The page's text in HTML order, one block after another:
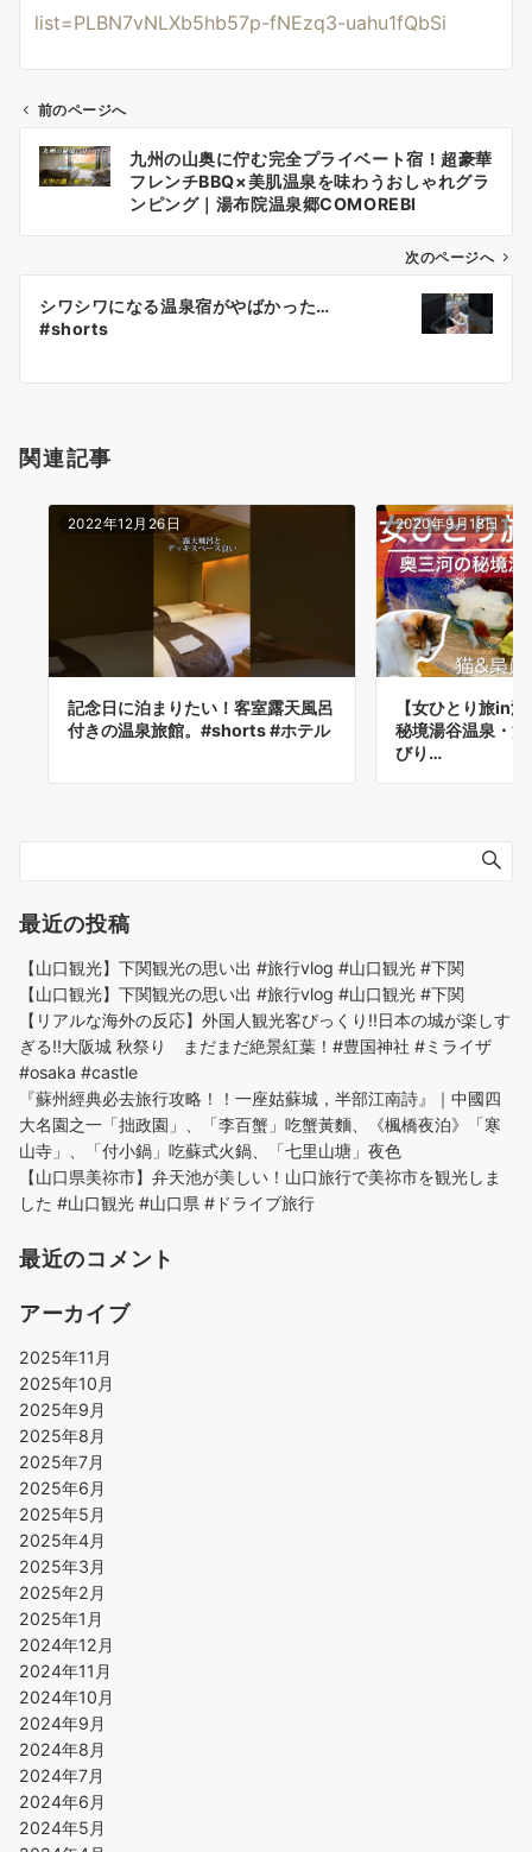
list=PLBN7vNLXb5hb57p-fNEzq3-uahu1fQbSi
ビ
ン
前のページへ
九州の山奥に佇む完全プライベート宿！超豪華
フレンチBBQ×美肌温泉を味わうおしゃれグラ
ンピング｜湯布院温泉郷COMOREBI
次のページへ
シワシワになる温泉宿がやばかった…
#shorts
関連記事
2022年12月26日
記念日に泊まりたい！客室露天風呂
付きの温泉旅館。#shorts #ホテル
2020年9月18日
【女ひとり旅in
秘境湯谷温泉・
びり…
最近の投稿
【山口観光】下関観光の思い出 #旅行vlog #山口観光 #下関
【山口観光】下関観光の思い出 #旅行vlog #山口観光 #下関
【リアルな海外の反応】外国人観光客びっくり!!日本の城が楽しす
ぎる!!大阪城 秋祭り まだまだ絶景紅葉！#豊国神社 #ミライザ
#osaka #castle
『蘇州經典必去旅行攻略！！一座姑蘇城，半部江南詩』｜中國四
大名園之一「拙政園」、「李百蟹」吃蟹黃麵、《楓橋夜泊》「寒
山寺」、「付小鍋」吃蘇式火鍋、「七里山塘」夜色
【山口県美祢市】弁天池が美しい！山口旅行で美祢市を観光しま
した #山口観光 #山口県 #ドライブ旅行
最近のコメント
アーカイブ
2025年11月
2025年10月
2025年9月
2025年8月
2025年7月
2025年6月
2025年5月
2025年4月
2025年3月
2025年2月
2025年1月
2024年12月
2024年11月
2024年10月
2024年9月
2024年8月
2024年7月
2024年6月
2024年5月